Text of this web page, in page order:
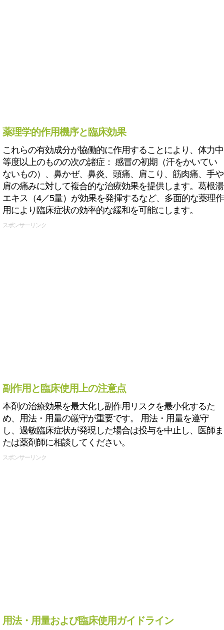
薬理学的作用機序と臨床効果
これらの有効成分が協働的に作用することにより、体力中
等度以上のものの次の諸症： 感冒の初期（汗をかいてい
ないもの）、鼻かぜ、鼻炎、頭痛、肩こり、筋肉痛、手や
肩の痛みに対して複合的な治療効果を提供します。葛根湯
エキス（4／5量）が効果を発揮するなど、多面的な薬理作
用により臨床症状の効率的な緩和を可能にします。
スポンサーリンク
副作用と臨床使用上の注意点
本剤の治療効果を最大化し副作用リスクを最小化するた
め、用法・用量の厳守が重要です。 用法・用量を遵守
し、過敏臨床症状が発現した場合は投与を中止し、医師ま
たは薬剤師に相談してください。
スポンサーリンク
用法・用量および臨床使用ガイドライン